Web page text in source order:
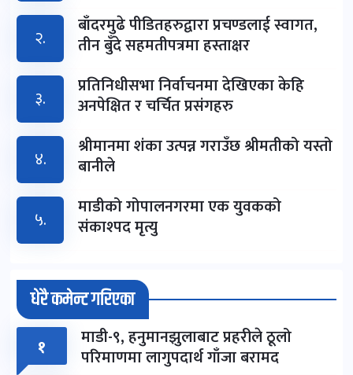
२.
बाँदरमुढे पीडितहरुद्वारा प्रचण्डलाई स्वागत,
तीन बुँदे सहमतीपत्रमा हस्ताक्षर
३.
प्रतिनिधीसभा निर्वाचनमा देखिएका केहि
अनपेक्षित र चर्चित प्रसंगहरु
४.
श्रीमानमा शंका उत्पन्न गराउँछ श्रीमतीको यस्तो
बानीले
५.
माडीको गोपालनगरमा एक युवकको
संकाश्पद मृत्यु
धेरै कमेन्ट गरिएका
१ माडी-९, हनुमानझुलाबाट प्रहरीले ठूलो
परिमाणमा लागुपदार्थ गाँजा बरामद